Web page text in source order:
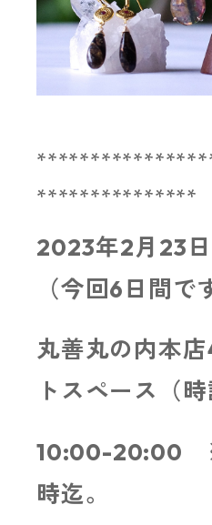
***************
2023年2月23
（今回6日間で
丸善丸の内本
トスペース（時
10:00-20:00
時迄。